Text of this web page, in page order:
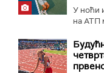
У ноћи
на АТП